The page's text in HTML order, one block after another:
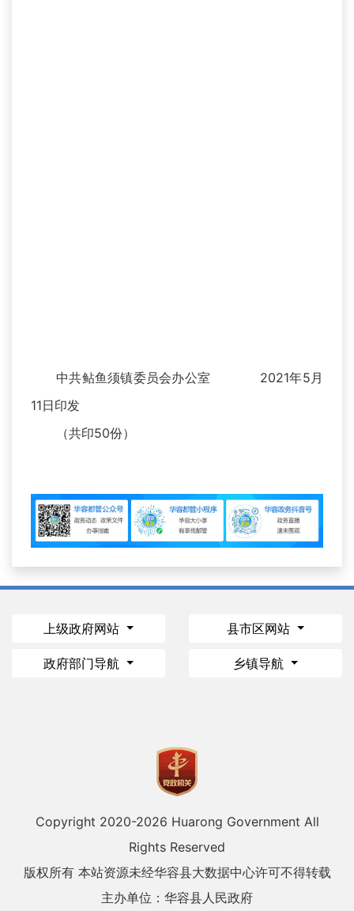
中共鲇鱼须镇委员会办公室 2021年5月
11日印发
（共印50份）
上级政府网站 县市区网站
政府部门导航 乡镇导航
Copyright 2020-2026 Huarong Government All
Rights Reserved
版权所有 本站资源未经华容县大数据中心许可不得转载
主办单位：华容县人民政府